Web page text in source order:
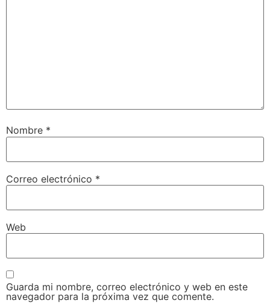
Nombre *
Correo electrónico *
Web
Guarda mi nombre, correo electrónico y web en este
navegador para la próxima vez que comente.